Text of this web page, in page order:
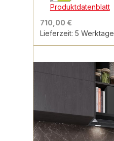
Produktdatenblatt
710,00 €
Lieferzeit: 5 Werktage